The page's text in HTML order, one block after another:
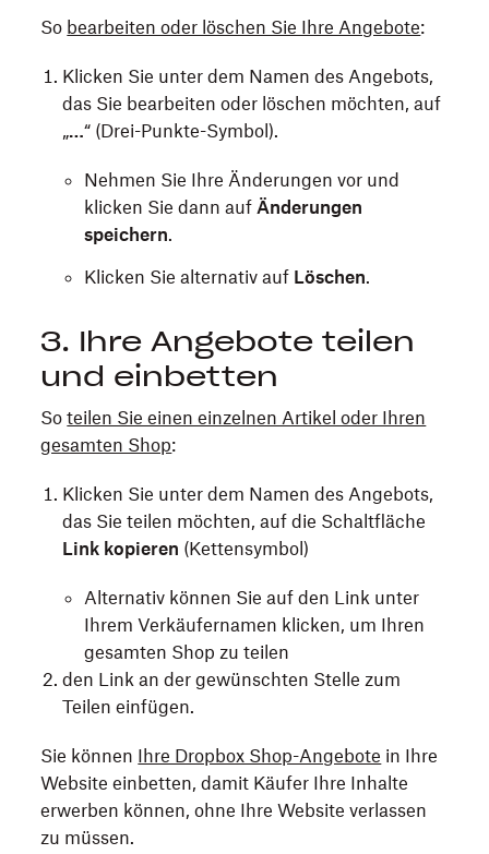
So bearbeiten oder löschen Sie Ihre Angebote:
Klicken Sie unter dem Namen des Angebots,
das Sie bearbeiten oder löschen möchten, auf
„…“ (Drei-Punkte-Symbol).
Nehmen Sie Ihre Änderungen vor und
klicken Sie dann aufÄnderungen
speichern.
Klicken Sie alternativ auf Löschen.
3. Ihre Angebote teilen
und einbetten
Soteilen Sie einen einzelnen Artikel oder Ihren
gesamten Shop:
Klicken Sie unter dem Namen des Angebots,
das Sie teilen möchten, auf die Schaltfläche
Link kopieren (Kettensymbol)
Alternativ können Sie auf den Link unter
Ihrem Verkäufernamen klicken, um Ihren
gesamten Shop zu teilen
den Link an der gewünschten Stelle zum
Teilen einfügen.
Sie können Ihre Dropbox Shop-Angebote in Ihre
Website einbetten, damit Käufer Ihre Inhalte
erwerben können, ohne Ihre Website verlassen
zu müssen.